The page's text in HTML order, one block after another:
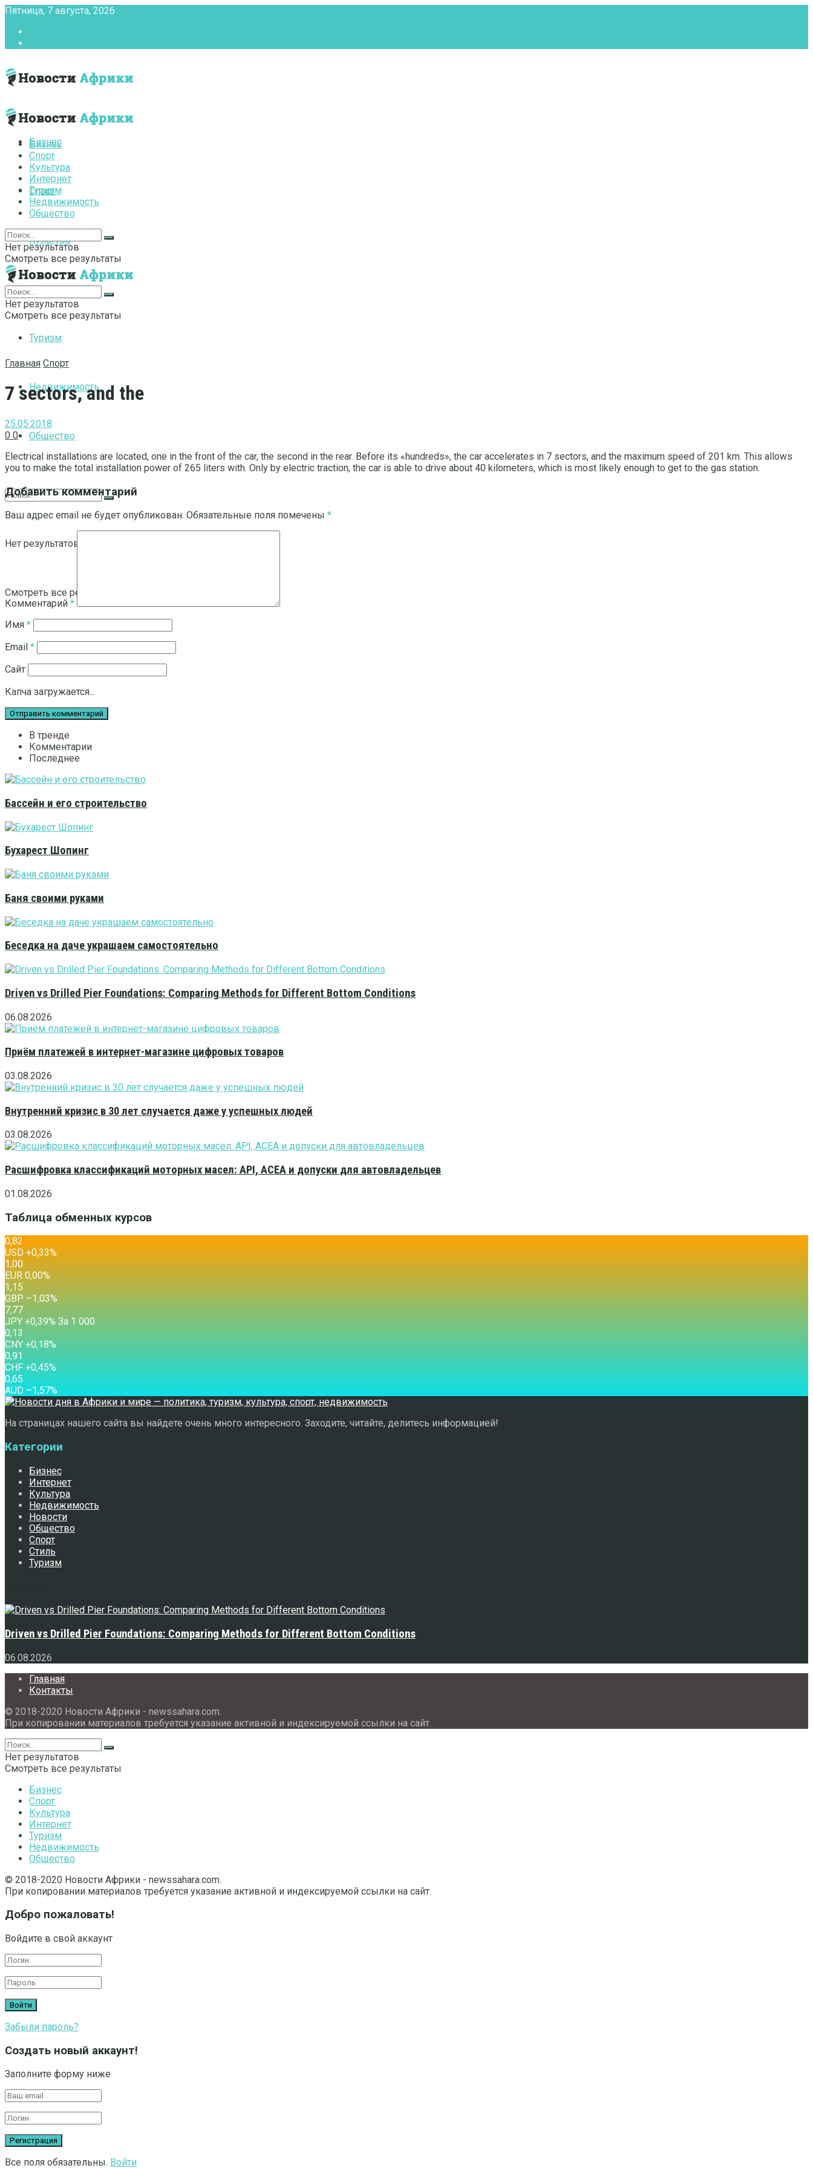
Пятница, 7 августа, 2026
Бизнес
Спорт
Культура
Интернет
Туризм
Недвижимость
Общество
Нет результатов
Смотреть все результаты
Бизнес
Спорт
Культура
Интернет
Туризм
Недвижимость
Общество
Нет результатов
Смотреть все результаты
Нет результатов
Смотреть все результаты
Главная Спорт
7 sectors, and the
25.05.2018
0 0
Electrical installations are located, one in the front of the car, the second in the rear. Before its «hundreds», the car accelerates in 7 sectors, and the maximum speed of 201 km. This allows
you to make the total installation power of 265 liters with. Only by electric traction, the car is able to drive about 40 kilometers, which is most likely enough to get to the gas station.
Добавить комментарий
Ваш адрес email не будет опубликован. Обязательные поля помечены *
Комментарий *
Имя *
Email *
Сайт
Капча загружается...
В тренде
Комментарии
Последнее
Бассейн и его строительство
Бухарест Шопинг
Баня своими руками
Беседка на даче украшаем самостоятельно
Driven vs Drilled Pier Foundations: Comparing Methods for Different Bottom Conditions
06.08.2026
Приём платежей в интернет-магазине цифровых товаров
03.08.2026
Внутренний кризис в 30 лет случается даже у успешных людей
03.08.2026
Расшифровка классификаций моторных масел: API, ACEA и допуски для автовладельцев
01.08.2026
Таблица обменных курсов
0,82
USD +0,33%
1,00
EUR 0,00%
1,15
GBP –1,03%
7,77
JPY +0,39% За 1 000
0,13
CNY +0,18%
0,91
CHF +0,45%
0,65
AUD –1,57%
На страницах нашего сайта вы найдете очень много интересного. Заходите, читайте, делитесь информацией!
Категории
Бизнес
Интернет
Культура
Недвижимость
Новости
Общество
Спорт
Стиль
Туризм
Driven vs Drilled Pier Foundations: Comparing Methods for Different Bottom Conditions
06.08.2026
Главная
Контакты
© 2018-2020 Новости Африки - newssahara.com.
При копировании материалов требуется указание активной и индексируемой ссылки на сайт.
Нет результатов
Смотреть все результаты
Бизнес
Спорт
Культура
Интернет
Туризм
Недвижимость
Общество
© 2018-2020 Новости Африки - newssahara.com.
При копировании материалов требуется указание активной и индексируемой ссылки на сайт.
Добро пожаловать!
Войдите в свой аккаунт
Забыли пароль?
Создать новый аккаунт!
Заполните форму ниже
Все поля обязательны. Войти